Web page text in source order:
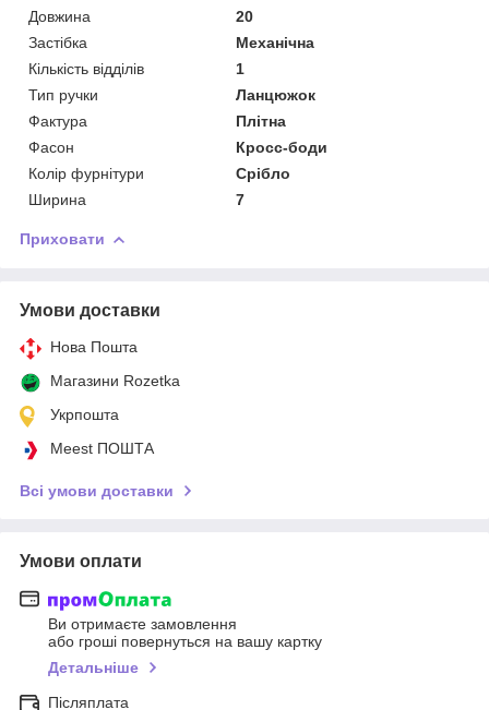
Довжина
20
Застібка
Механічна
Кількість відділів
1
Тип ручки
Ланцюжок
Фактура
Плітна
Фасон
Кросс-боди
Колір фурнітури
Срібло
Ширина
7
Приховати
Умови доставки
Нова Пошта
Магазини Rozetka
Укрпошта
Meest ПОШТА
Всі умови доставки
Умови оплати
Ви отримаєте замовлення
або гроші повернуться на вашу картку
Детальніше
Післяплата